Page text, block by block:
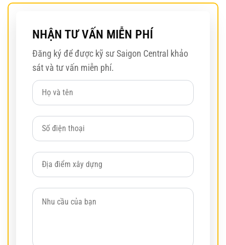
NHẬN TƯ VẤN MIỄN PHÍ
Đăng ký để được kỹ sư Saigon Central khảo
sát và tư vấn miễn phí.